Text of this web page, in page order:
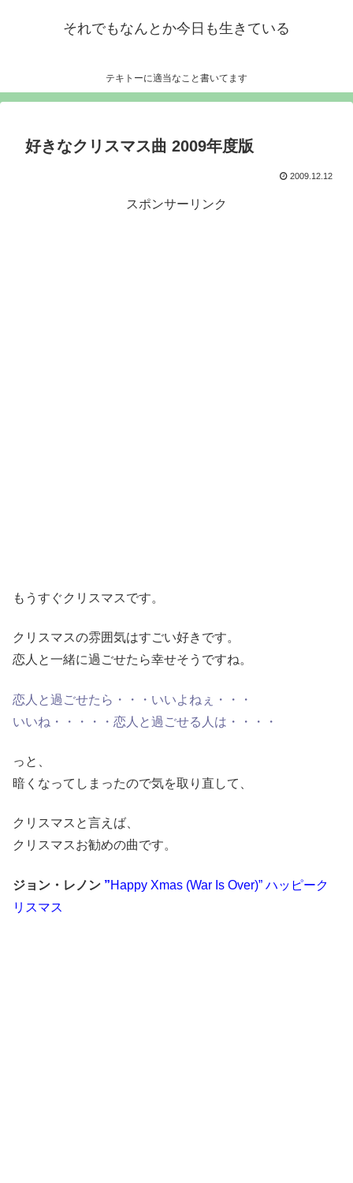
それでもなんとか今日も生きている
テキトーに適当なこと書いてます
好きなクリスマス曲 2009年度版
2009.12.12
スポンサーリンク
もうすぐクリスマスです。
クリスマスの雰囲気はすごい好きです。
恋人と一緒に過ごせたら幸せそうですね。
恋人と過ごせたら・・・いいよねぇ・・・
いいね・・・・・恋人と過ごせる人は・・・・
っと、
暗くなってしまったので気を取り直して、
クリスマスと言えば、
クリスマスお勧めの曲です。
ジョン・レノン ”Happy Xmas (War Is Over)” ハッピーク
リスマス